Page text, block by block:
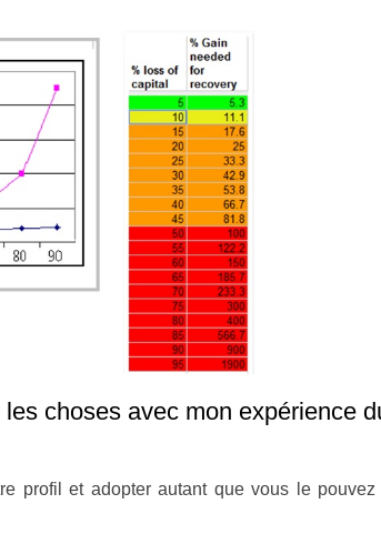
choses avec mon expérience
profil et adopter autant que vous le pouvez